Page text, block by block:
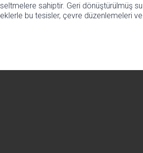
sahiptir. Geri dönüştürülmüş su
bu tesisler, çevre düzenlemeleri ve